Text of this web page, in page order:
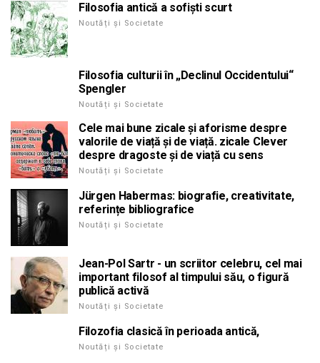
Filosofia antică a sofiști scurt
Noutăți și Societate
Filosofia culturii în „Declinul Occidentului“
Spengler
Noutăți și Societate
Cele mai bune zicale și aforisme despre
valorile de viață și de viață. zicale Clever
despre dragoste și de viață cu sens
Noutăți și Societate
Jürgen Habermas: biografie, creativitate,
referințe bibliografice
Noutăți și Societate
Jean-Pol Sartr - un scriitor celebru, cel mai
important filosof al timpului său, o figură
publică activă
Noutăți și Societate
Filozofia clasică în perioada antică,
Noutăți și Societate